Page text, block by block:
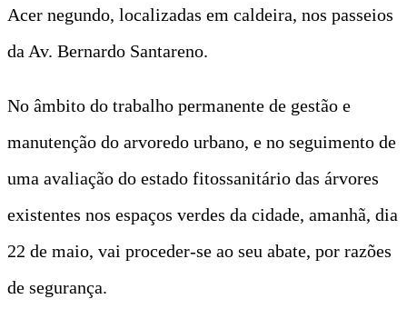
Acer negundo, localizadas em caldeira, nos passeios
da Av. Bernardo Santareno.
No âmbito do trabalho permanente de gestão e
manutenção do arvoredo urbano, e no seguimento de
uma avaliação do estado fitossanitário das árvores
existentes nos espaços verdes da cidade, amanhã, dia
22 de maio, vai proceder-se ao seu abate, por razões
de segurança.